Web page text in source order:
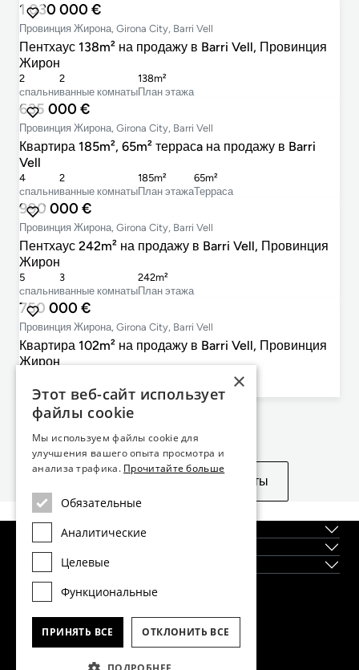
1 030 000 €
Провинция Жирона, Girona City, Barri Vell
Пентхаус 138m² на продажу в Barri Vell, Провинция
Жирон
cпальни
2
ванные комнаты
2
План этажа
138m²
635 000 €
Провинция Жирона, Girona City, Barri Vell
Квартира 185m², 65m² террасa на продажу в Barri
Vell
cпальни
4
ванные комнаты
2
План этажа
185m²
Терраса
65m²
990 000 €
Провинция Жирона, Girona City, Barri Vell
Пентхаус 242m² на продажу в Barri Vell, Провинция
Жирон
cпальни
5
ванные комнаты
3
План этажа
242m²
750 000 €
Провинция Жирона, Girona City, Barri Vell
Квартира 102m² на продажу в Barri Vell, Провинция
Жирон
cпальниванные комнаты План этажа
Не нашли то, что искали?
Посмотреть похожие объекты
Регионы
Новостройки
×
Этот веб-сайт использует
файлы cookie
Мы используем файлы cookie для
улучшения вашего опыта просмотра и
анализа трафика. Прочитайте больше
Обязательные
Аналитические
Целевые
Функциональные
ПРИНЯТЬ ВСЕ ОТКЛОНИТЬ ВСЕ